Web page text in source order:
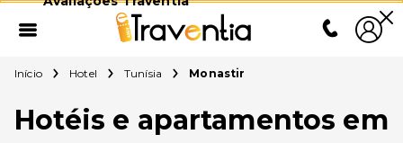
Início Hotel Tunísia Monastir
Hotéis e apartamentos em